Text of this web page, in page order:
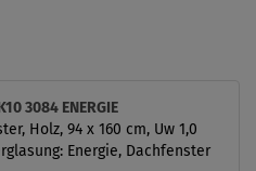
3084 ENERGIE
Holz, 94 x 160 cm, Uw 1,0
Energie, Dachfenster